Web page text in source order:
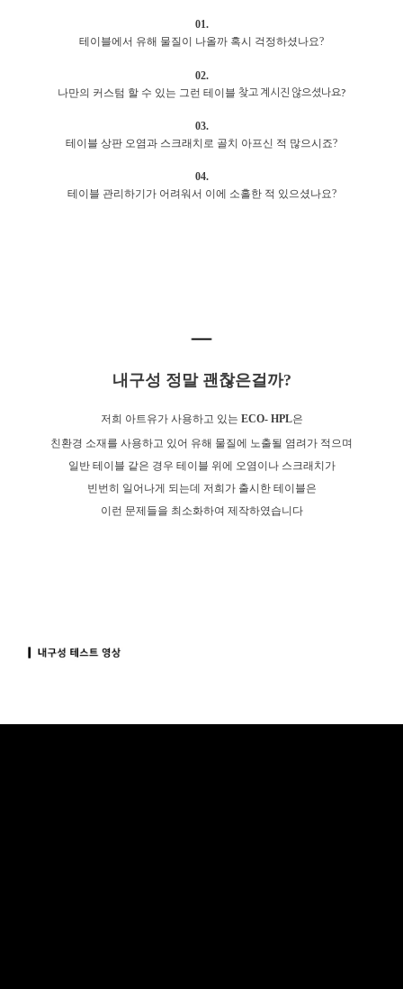
01.
테이블에서 유해 물질이 나올까 혹시 걱정하셨나요?
02.
나만의 커스텀 할 수 있는 그런 테이블 찾고 계시진 않으셨나요?
03.
테이블 상판 오염과 스크래치로 골치 아프신 적 많으시죠?
04.
테이블 관리하기가 어려워서 이에 소홀한 적 있으셨나요?
내구성 정말 괜찮은걸까?
저희 아트유가 사용하고 있는 ECO- HPL은
친환경 소재를 사용하고 있어 유해 물질에 노출될 염려가 적으며
일반 테이블 같은 경우 테이블 위에 오염이나 스크래치가
빈번히 일어나게 되는데 저희가 출시한 테이블은
이런 문제들을 최소화하여 제작하였습니다